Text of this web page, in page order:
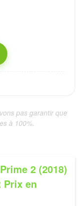
pas garantir que
à 100%.
2 (2018)
Prix en